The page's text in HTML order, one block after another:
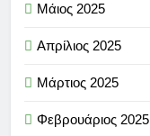
Μάιος 2025
Απρίλιος 2025
Μάρτιος 2025
Φεβρουάριος 2025